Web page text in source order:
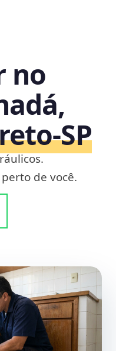
no
de você.